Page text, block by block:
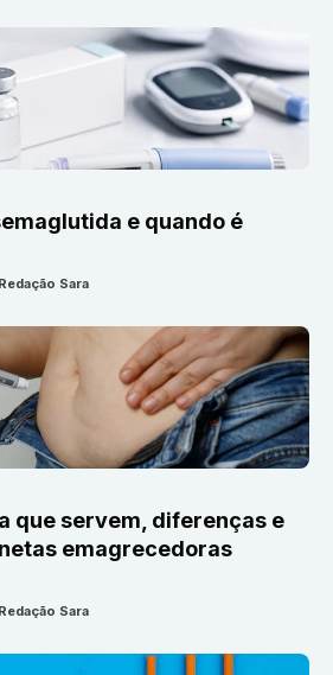
e quando é
Redação Sara
que servem, diferenças e
emagrecedoras
Redação Sara